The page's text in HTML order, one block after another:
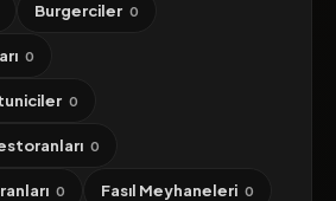
Burgerciler 0
0
0
0
0 Fasıl Meyhaneleri 0